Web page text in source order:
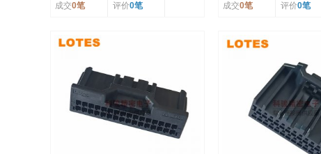
成交0笔 评价0笔 成交0笔 评价0笔